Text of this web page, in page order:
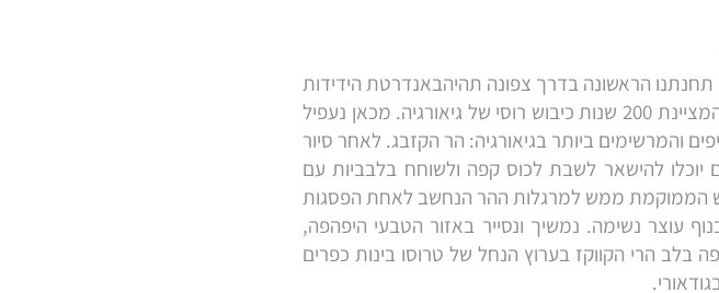
תחנתנו הראשונה בדרך צפונה תהיהבאנדרטת הידידות
המיוחדת הבנויה באחת מנקודות התצפית היפות ביותר במדינה המציינת 200 שנות כיבוש רוסי של גיאורגיה. מכאן נעפיל
והמרשימים ביותר בגיאורגיה: הר הקזבג. לאחר סיור
להישאר לשבת לכוס קפה ולשוחח בלבביות עם
הממוקמת ממש למרגלות ההר הנחשב לאחת הפסגות
של 5,036 מטר מעל פני הים בנוף עוצר נשימה. נמשיך ונסייר באזור הטבעי היפהפה,
הרי הקווקז בערוץ הנחל של טרוסו בינות כפרים